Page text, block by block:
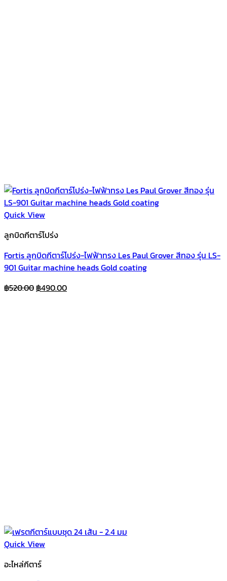
Quick View
ลูกบิดกีตาร์โปร่ง
Fortis ลูกบิดกีตาร์โปร่ง-ไฟฟ้าทรง Les Paul Grover สีทอง รุ่น LS-
901 Guitar machine heads Gold coating
฿520.00 Original
฿490.00Current
Quick View
อะไหล่กีตาร์